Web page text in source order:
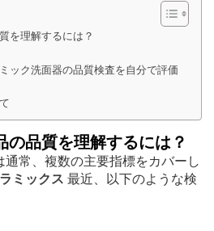
を理解するには？
ック洗面器の品質検査を自分で評価
の品質を理解するには？
常、複数の主要指標をカバーし
ミックス 最近、以下のような検